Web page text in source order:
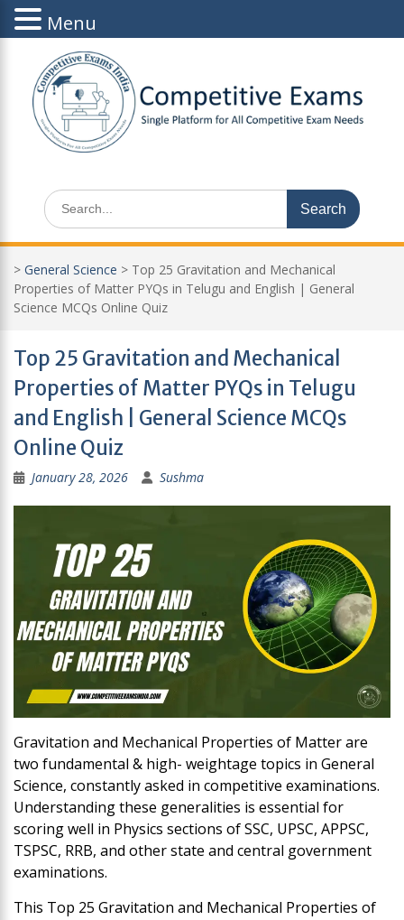
content
Search
for:
> General Science > Top 25 Gravitation and Mechanical
Properties of Matter PYQs in Telugu and English | General
Science MCQs Online Quiz
Top 25 Gravitation and Mechanical
Properties of Matter PYQs in Telugu
and English | General Science MCQs
Online Quiz
January 28, 2026 Sushma
Gravitation and Mechanical Properties of Matter are
two fundamental & high- weightage topics in General
Science, constantly asked in competitive examinations.
Understanding these generalities is essential for
scoring well in Physics sections of SSC, UPSC, APPSC,
TSPSC, RRB, and other state and central government
examinations.
This Top 25 Gravitation and Mechanical Properties of
Menu